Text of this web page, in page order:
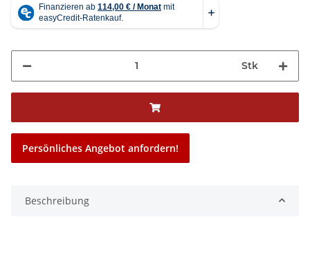
Stk
Persönliches Angebot anfordern!
Beschreibung